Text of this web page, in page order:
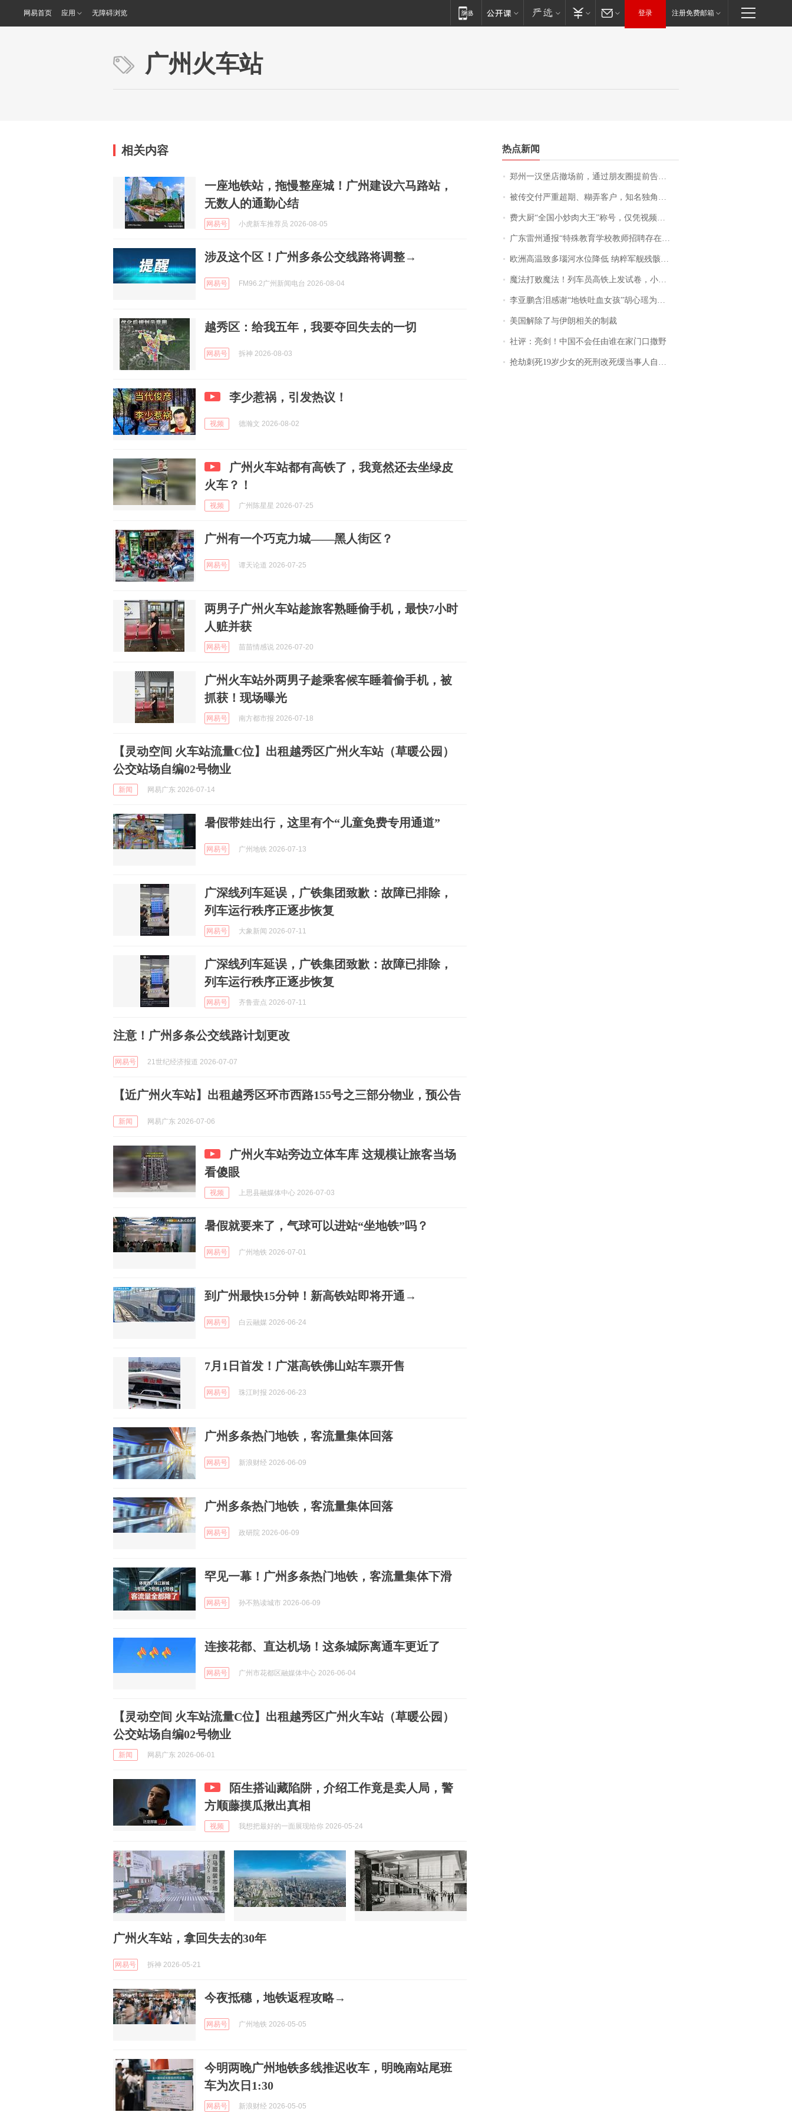
网易首页 应用 无障碍浏览 登录 注册免费邮箱
广州火车站
相关内容
一座地铁站，拖慢整座城！广州建设六马路站，
无数人的通勤心结
网易号 小虎新车推荐员 2026-08-05
涉及这个区！广州多条公交线路将调整→
网易号 FM96.2广州新闻电台 2026-08-04
越秀区：给我五年，我要夺回失去的一切
网易号 拆神 2026-08-03
李少惹祸，引发热议！
视频 德瀚文 2026-08-02
广州火车站都有高铁了，我竟然还去坐绿皮
火车？！
视频 广州陈星星 2026-07-25
广州有一个巧克力城——黑人街区？
网易号 谭天论道 2026-07-25
两男子广州火车站趁旅客熟睡偷手机，最快7小时
人赃并获
网易号 苗苗情感说 2026-07-20
广州火车站外两男子趁乘客候车睡着偷手机，被
抓获！现场曝光
网易号 南方都市报 2026-07-18
【灵动空间 火车站流量C位】出租越秀区广州火车站（草暖公园）
公交站场自编02号物业
新闻 网易广东 2026-07-14
暑假带娃出行，这里有个“儿童免费专用通道”
网易号 广州地铁 2026-07-13
广深线列车延误，广铁集团致歉：故障已排除，
列车运行秩序正逐步恢复
网易号 大象新闻 2026-07-11
广深线列车延误，广铁集团致歉：故障已排除，
列车运行秩序正逐步恢复
网易号 齐鲁壹点 2026-07-11
注意！广州多条公交线路计划更改
网易号 21世纪经济报道 2026-07-07
【近广州火车站】出租越秀区环市西路155号之三部分物业，预公告
新闻 网易广东 2026-07-06
广州火车站旁边立体车库 这规模让旅客当场
看傻眼
视频 上思县融媒体中心 2026-07-03
暑假就要来了，气球可以进站“坐地铁”吗？
网易号 广州地铁 2026-07-01
到广州最快15分钟！新高铁站即将开通→
网易号 白云融媒 2026-06-24
7月1日首发！广湛高铁佛山站车票开售
网易号 珠江时报 2026-06-23
广州多条热门地铁，客流量集体回落
网易号 新浪财经 2026-06-09
广州多条热门地铁，客流量集体回落
网易号 政研院 2026-06-09
罕见一幕！广州多条热门地铁，客流量集体下滑
网易号 孙不熟读城市 2026-06-09
连接花都、直达机场！这条城际离通车更近了
网易号 广州市花都区融媒体中心 2026-06-04
【灵动空间 火车站流量C位】出租越秀区广州火车站（草暖公园）
公交站场自编02号物业
新闻 网易广东 2026-06-01
陌生搭讪藏陷阱，介绍工作竟是卖人局，警
方顺藤摸瓜揪出真相
视频 我想把最好的一面展现给你 2026-05-24
广州火车站，拿回失去的30年
网易号 拆神 2026-05-21
今夜抵穗，地铁返程攻略→
网易号 广州地铁 2026-05-05
今明两晚广州地铁多线推迟收车，明晚南站尾班
车为次日1:30
网易号 新浪财经 2026-05-05
热点新闻
郑州一汉堡店撤场前，通过朋友圈提前告知逐一退费，有顾客仅剩1元也全被退回，分文不少；顾客：言而有信，让人感动
被传交付严重超期、糊弄客户，知名独角兽车企创始人回应：都没证据，将依法采取措施，“本人长期与美国交管局保持沟通，对方表示肯定”
费大厨“全国小炒肉大王”称号，仅凭视频评出？中国烹饪协会回应
广东雷州通报“特殊教育学校教师招聘存在违规行为”：已启动问责程序 副校长被停职
欧洲高温致多瑙河水位降低 纳粹军舰残骸重见天日
魔法打败魔法！列车员高铁上发试卷，小朋友一秒静音，12306回应：列车员个人行为，不是铁路规定
李亚鹏含泪感谢“地铁吐血女孩”胡心瑶为嫣然天使捐99999元：这份捐赠太沉重，尊重其捐赠意愿，个人向胡心瑶和她的病友之家各捐赠99999元
美国解除了与伊朗相关的制裁
社评：亮剑！中国不会任由谁在家门口撒野
抢劫刺死19岁少女的死刑改死缓当事人自述：出狱11年间始终刻意躲避被害人家属